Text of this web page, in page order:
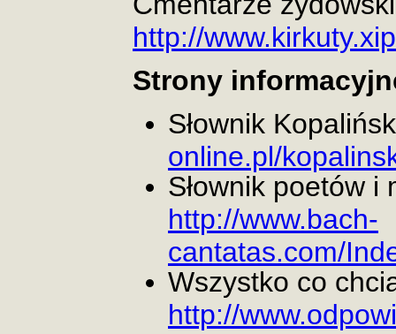
http://
Strony
Słownik
online.pl/
Słownik poetów i
http://www.bach-
cantatas.com/
Wszystko co
http://